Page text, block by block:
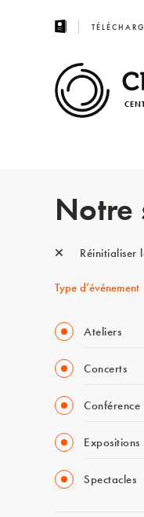
Notre
Réinitialiser
Type d’événement
Ateliers
Concerts
Conférence
Expositions
Spectacles